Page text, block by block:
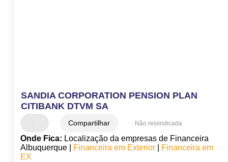
SANDIA CORPORATION PENSION PLAN
CITIBANK DTVM SA
Compartilhar Não reivindicada
Onde Fica: Localização da empresas de Financeira
Albuquerque |
Financeira em Exterior|
Financeira em
EX